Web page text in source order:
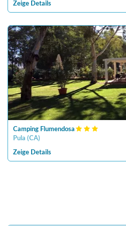
Zeige Details
Camping Flumendosa
Pula (CA)
Zeige Details